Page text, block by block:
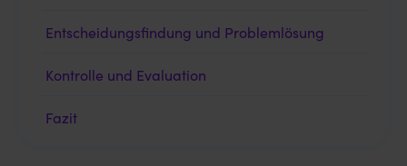
Entscheidungsfindung und Problemlösung
Kontrolle und Evaluation
Fazit